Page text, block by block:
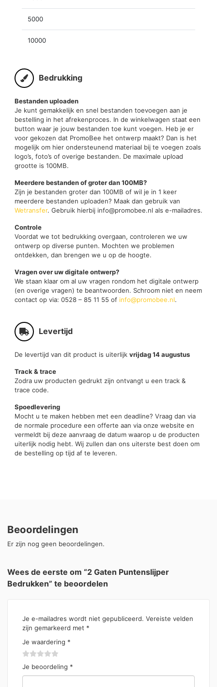
5000
10000
Bedrukking
Bestanden uploaden
Je kunt gemakkelijk en snel bestanden toevoegen aan je
bestelling in het afrekenproces. In de winkelwagen staat een
button waar je jouw bestanden toe kunt voegen. Heb je er
voor gekozen dat PromoBee het ontwerp maakt? Dan is het
mogelijk om hier ondersteunend materiaal bij te voegen zoals
logo’s, foto’s of overige bestanden. De maximale upload
grootte is 100MB.
Meerdere bestanden of groter dan 100MB?
Zijn je bestanden groter dan 100MB of wil je in 1 keer
meerdere bestanden uploaden? Maak dan gebruik van
Wetransfer. Gebruik hierbij info@promobee.nl als e-mailadres.
Controle
Voordat we tot bedrukking overgaan, controleren we uw
ontwerp op diverse punten. Mochten we problemen
ontdekken, dan brengen we u op de hoogte.
Vragen over uw digitale ontwerp?
We staan klaar om al uw vragen rondom het digitale ontwerp
(en overige vragen) te beantwoorden. Schroom niet en neem
contact op via: 0528 – 85 11 55 of info@promobee.nl.
Levertijd
De levertijd van dit product is uiterlijk vrijdag 14 augustus
Track & trace
Zodra uw producten gedrukt zijn ontvangt u een track &
trace code.
Spoedlevering
Mocht u te maken hebben met een deadline? Vraag dan via
de normale procedure een offerte aan via onze website en
vermeldt bij deze aanvraag de datum waarop u de producten
uiterlijk nodig hebt. Wij zullen dan ons uiterste best doen om
de bestelling op tijd af te leveren.
Beoordelingen
Er zijn nog geen beoordelingen.
Wees de eerste om “2 Gaten Puntenslijper
Bedrukken” te beoordelen
Je e-mailadres wordt niet gepubliceerd. Vereiste velden
zijn gemarkeerd met *
Je waardering *
Je beoordeling *